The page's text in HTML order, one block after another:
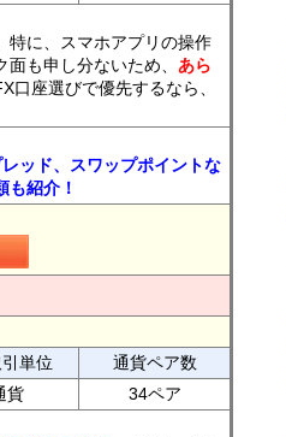
特に、スマホアプリの操作
も申し分ないため、 あら
口座選びで優先するなら、
ッド、スワップポイントな
も紹介！
単位
通貨ペア数
貨
34ペア